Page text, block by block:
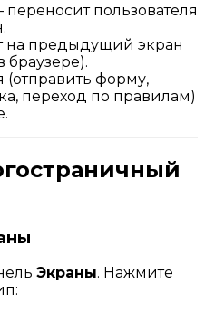
пользователя
на предыдущий экран
браузере).
(отправить форму,
переход по правилам)
Экраны. Нажмите